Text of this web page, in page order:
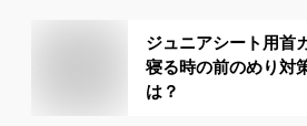
ジュニアシート用首
寝る時の前のめり対
は？